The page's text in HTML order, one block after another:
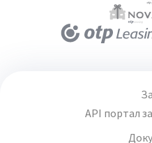
API портал